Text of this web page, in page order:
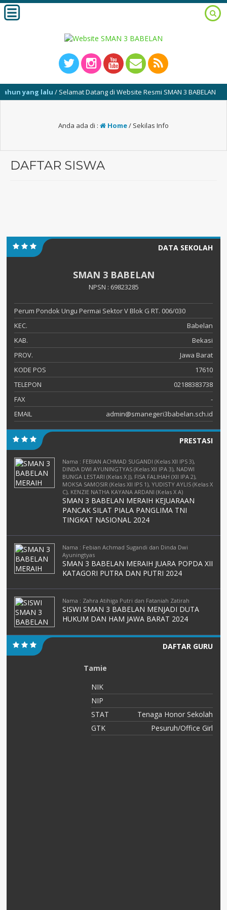
yang lalu / Selamat Datang di Website Resmi SMAN 3 BABELAN
Anda ada di : Home/ Sekilas Info
DAFTAR SISWA
DATA SEKOLAH
SMAN 3 BABELAN
NPSN : 69823285
Perum Pondok Ungu Permai Sektor V Blok G RT. 006/030
KEC.
Babelan
KAB.
Bekasi
PROV.
Jawa Barat
KODE POS
17610
TELEPON
02188383738
FAX
-
EMAIL
admin@smanegeri3babelan.sch.id
PRESTASI
Nama : FEBIAN ACHMAD SUGANDI (Kelas XII IPS 3),
DINDA DWI AYUNINGTYAS (Kelas XII IPA 3), NADWI
BUNGA LESTARI (Kelas X J), FISA FALIHAH (XII IPA 2),
MOKSA SAMOSIR (Kelas XII IPS 1), YUDISTY AYLIS (Kelas X
C), KENZIE NATHA KAYANA ARDANI (Kelas X A)
SMAN 3 BABELAN MERAIH KEJUARAAN
PANCAK SILAT PIALA PANGLIMA TNI
TINGKAT NASIONAL 2024
Nama : Febian Achmad Sugandi dan Dinda Dwi
Ayuningtyas
SMAN 3 BABELAN MERAIH JUARA POPDA XII
KATAGORI PUTRA DAN PUTRI 2024
Nama : Zahra Atihiga Putri dan Fataniah Zatirah
SISWI SMAN 3 BABELAN MENJADI DUTA
HUKUM DAN HAM JAWA BARAT 2024
DAFTAR GURU
Tamie
NIK
NIP
STAT
Tenaga Honor Sekolah
GTK
Pesuruh/Office Girl